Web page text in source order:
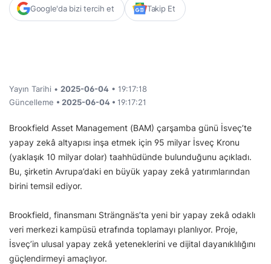
Google'da bizi tercih et Takip Et
Yayın Tarihi • 2025-06-04 • 19:17:18
Güncelleme • 2025-06-04 • 19:17:21
Brookfield Asset Management (BAM) çarşamba günü İsveç’te
yapay zekâ altyapısı inşa etmek için 95 milyar İsveç Kronu
(yaklaşık 10 milyar dolar) taahhüdünde bulunduğunu açıkladı.
Bu, şirketin Avrupa’daki en büyük yapay zekâ yatırımlarından
birini temsil ediyor.
Brookfield, finansmanı Strängnäs’ta yeni bir yapay zekâ odaklı
veri merkezi kampüsü etrafında toplamayı planlıyor. Proje,
İsveç’in ulusal yapay zekâ yeteneklerini ve dijital dayanıklılığını
güçlendirmeyi amaçlıyor.